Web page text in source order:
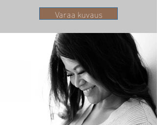
Varaa kuvaus